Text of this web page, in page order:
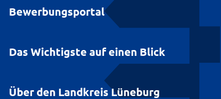
Bewerbungsportal
Das Wichtigste auf einen Blick
Über den Landkreis Lüneburg